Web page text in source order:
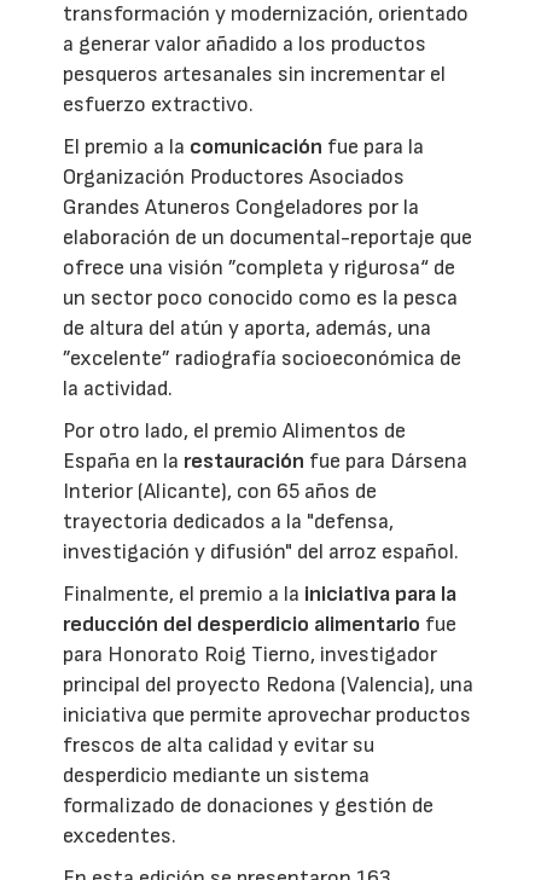
transformación y modernización, orientado
a generar valor añadido a los productos
pesqueros artesanales sin incrementar el
esfuerzo extractivo.
El premio a la comunicación fue para la
Organización Productores Asociados
Grandes Atuneros Congeladores por la
elaboración de un documental-reportaje que
ofrece una visión ”completa y rigurosa“ de
un sector poco conocido como es la pesca
de altura del atún y aporta, además, una
”excelente” radiografía socioeconómica de
la actividad.
Por otro lado, el premio Alimentos de
España en la restauración fue para Dársena
Interior (Alicante), con 65 años de
trayectoria dedicados a la "defensa,
investigación y difusión" del arroz español.
Finalmente, el premio a la iniciativa para la
reducción del desperdicio alimentario fue
para Honorato Roig Tierno, investigador
principal del proyecto Redona (Valencia), una
iniciativa que permite aprovechar productos
frescos de alta calidad y evitar su
desperdicio mediante un sistema
formalizado de donaciones y gestión de
excedentes.